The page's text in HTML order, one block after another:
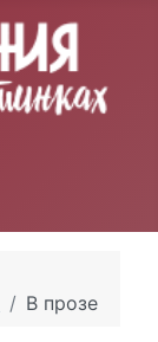
В прозе